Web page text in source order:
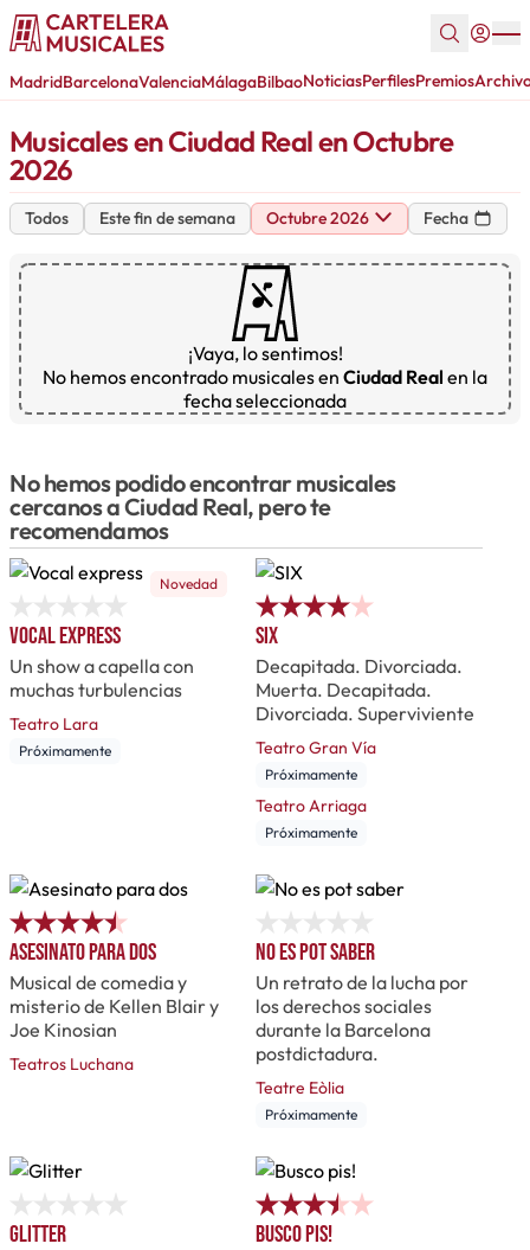
MadridBarcelonaValenciaMálagaBilbaoNoticiasPerfilesPremios
Musicales en Ciudad Real en Octubre
2026
Todos Este fin de semana Octubre 2026 Fecha
¡Vaya, lo sentimos!
No hemos encontrado musicales en Ciudad Real en la
fecha seleccionada
No hemos podido encontrar musicales
cercanos a Ciudad Real, pero te
recomendamos
Novedad
Vocal express
Un show a capella con
muchas turbulencias
Teatro Lara
Próximamente
SIX
Decapitada. Divorciada.
Muerta. Decapitada.
Divorciada. Superviviente
Teatro Gran Vía
Próximamente
Teatro Arriaga
Próximamente
Asesinato para dos
Musical de comedia y
misterio de Kellen Blair y
Joe Kinosian
Teatros Luchana
No es pot saber
Un retrato de la lucha por
los derechos sociales
durante la Barcelona
postdictadura.
Teatre Eòlia
Próximamente
Glitter Busco pis!